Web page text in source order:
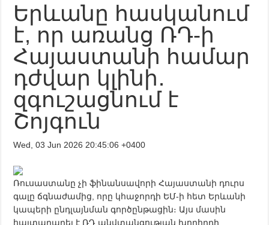
Երևանը հասկանում
է, որ առանց ՌԴ-ի
Հայաստանի համար
դժվար կլինի․
զգուշացնում է
Շոյգուն
Wed, 03 Jun 2026 20:45:06 +0400
Ռուսաստանը չի ֆինանսավորի Հայաստանի դուրս
գալը ճգնաժամից, որը կհաջորդի ԵՄ-ի հետ Երևանի
կապերի ընդլայնման գործընթացին։ Այս մասին
հայտարարել է ՌԴ անվտանգության խորհրդի